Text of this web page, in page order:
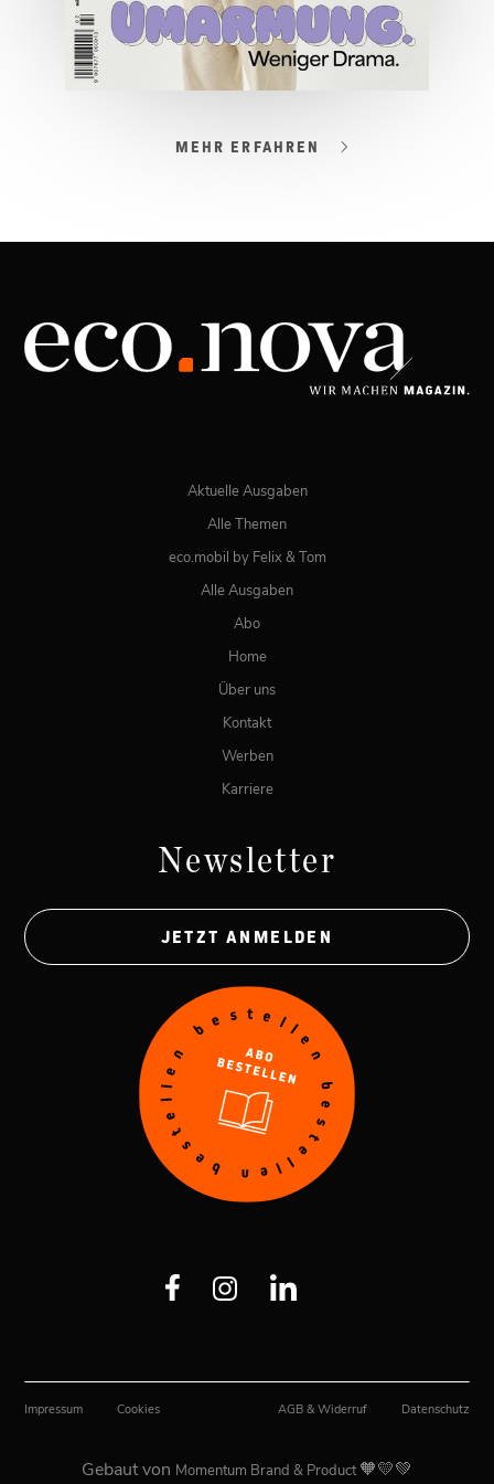
03/2026
JETZT BESTELLEN
MEHR ERFAHREN
Aktuelle Ausgaben
Alle Themen
eco.mobil by Felix & Tom
Alle Ausgaben
Abo
Home
Über uns
Kontakt
Werben
Karriere
Impressum Cookies AGB & Widerruf Datenschutz
Newsletter
JETZT ANMELDEN
Gebaut von Momentum Brand & Product 🧡💛💚